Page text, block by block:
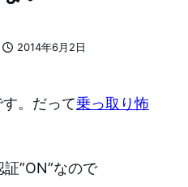
2014年6月2日
。だって乗っ取り怖
”ON”なので